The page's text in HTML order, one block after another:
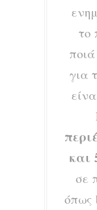
το
για
και
σε
όπως